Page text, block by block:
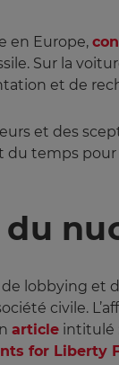
en Europe,
Sur la
et de
et des
temps pour
lobbying et
civile.
article intitulé
for Liberty